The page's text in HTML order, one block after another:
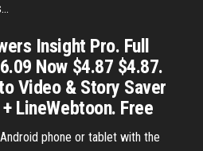
Insight Pro. Full
Now $4.87 $4.87.
Video & Story Saver
LineWebtoon. Free
phone or tablet with the